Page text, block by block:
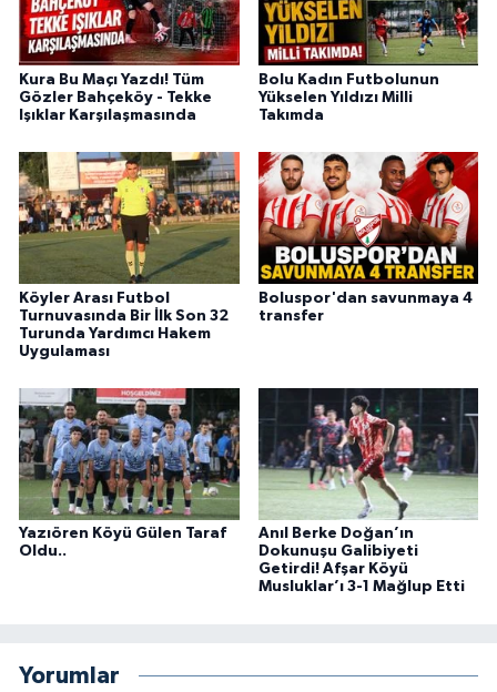
Kura Bu Maçı Yazdı! Tüm
Gözler Bahçeköy - Tekke
Işıklar Karşılaşmasında
Bolu Kadın Futbolunun
Yükselen Yıldızı Milli
Takımda
Köyler Arası Futbol
Turnuvasında Bir İlk Son 32
Turunda Yardımcı Hakem
Uygulaması
Boluspor'dan savunmaya 4
transfer
Yazıören Köyü Gülen Taraf
Oldu..
Anıl Berke Doğan’ın
Dokunuşu Galibiyeti
Getirdi! Afşar Köyü
Musluklar’ı 3-1 Mağlup Etti
Yorumlar